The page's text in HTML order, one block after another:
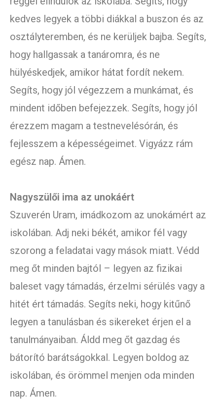
kedves legyek a többi diákkal a buszon és az
osztályteremben, és ne kerüljek bajba. Segíts,
hogy hallgassak a tanáromra, és ne
hülyéskedjek, amikor hátat fordít nekem.
Segíts, hogy jól végezzem a munkámat, és
mindent időben befejezzek. Segíts, hogy jól
érezzem magam a testnevelésórán, és
fejlesszem a képességeimet. Vigyázz rám
egész nap. Ámen.
Nagyszülői ima az unokáért
Szuverén Uram, imádkozom az unokámért az
iskolában. Adj neki békét, amikor fél vagy
szorong a feladatai vagy mások miatt. Védd
meg őt minden bajtól – legyen az fizikai
baleset vagy támadás, érzelmi sérülés vagy a
hitét ért támadás. Segíts neki, hogy kitűnő
legyen a tanulásban és sikereket érjen el a
tanulmányaiban. Áldd meg őt gazdag és
bátorító barátságokkal. Legyen boldog az
iskolában, és örömmel menjen oda minden
nap. Ámen.